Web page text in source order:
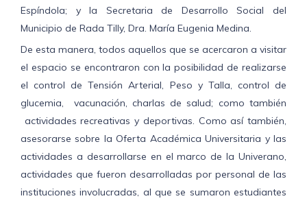
Espíndola; y la Secretaria de Desarrollo Social del
Municipio de Rada Tilly, Dra. María Eugenia Medina.
De esta manera, todos aquellos que se acercaron a visitar
el espacio se encontraron con la posibilidad de realizarse
el control de Tensión Arterial, Peso y Talla, control de
glucemia, vacunación, charlas de salud; como también
actividades recreativas y deportivas. Como así también,
asesorarse sobre la Oferta Académica Universitaria y las
actividades a desarrollarse en el marco de la Univerano,
actividades que fueron desarrolladas por personal de las
instituciones involucradas, al que se sumaron estudiantes